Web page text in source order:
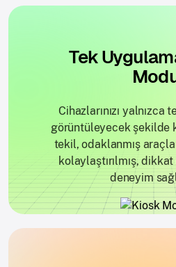
Tek
Cihazlarınızı yalnızca
görüntüleyecek şekilde
tekil, odaklanmış
kolaylaştırılmış,
deneyim